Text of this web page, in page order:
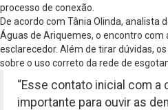
processo de conexão.
De acordo com Tânia Olinda, analista
Águas de Ariquemes, o encontro
esclarecedor. Além de tirar dúvidas,
sobre o uso correto da rede de
“Esse contato inicial com a
importante para ouvir as